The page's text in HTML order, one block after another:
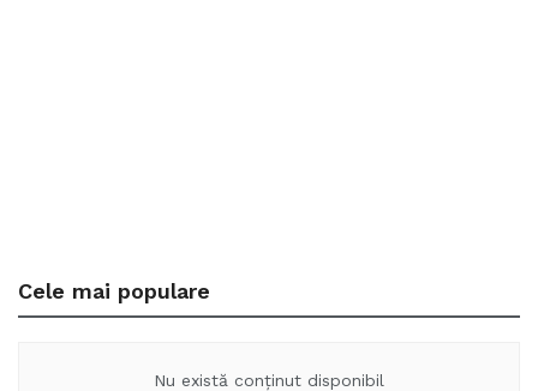
Cele mai populare
Nu există conținut disponibil